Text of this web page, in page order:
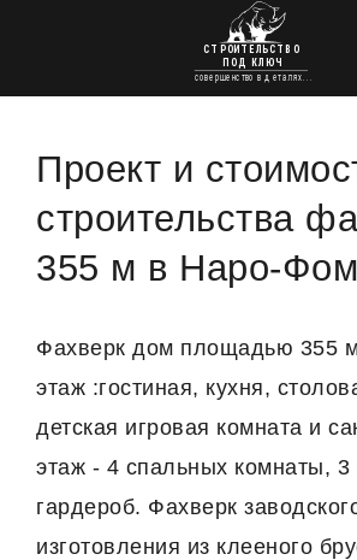
ГЛАВНАЯ
УТЕПЛЕНИЕ
ПРОЕКТЫ ДОМОВ
ОТДЕЛКА И РЕМОНТ
КОНТАКТЫ
Проект и
строительства
355 м в Наро-
Фахверк дом площадью 355
этаж :гостиная, кухня,
детская игровая комната и
этаж - 4 спальных комнаты, 3
гардероб. Фахверк
изготовления из клееного